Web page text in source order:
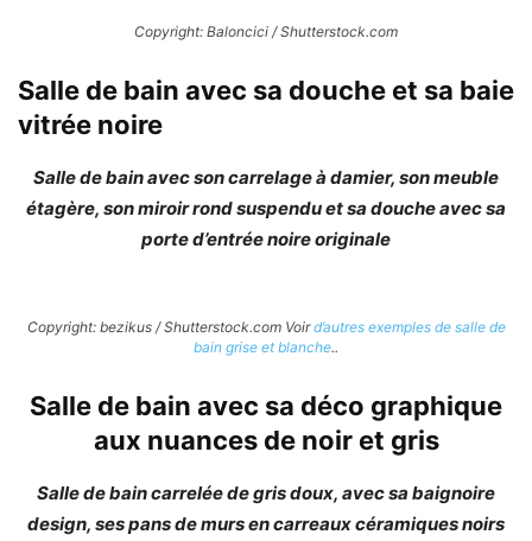
Copyright: Baloncici / Shutterstock.com
Salle de bain avec sa douche et sa baie
vitrée noire
Salle de bain avec son carrelage à damier, son meuble
étagère, son miroir rond suspendu et sa douche avec sa
porte d’entrée noire originale
Copyright: bezikus / Shutterstock.com Voird’autres exemples de salle de
bain grise et blanche..
Salle de bain avec sa déco graphique
aux nuances de noir et gris
Salle de bain carrelée de gris doux, avec sa baignoire
design, ses pans de murs en carreaux céramiques noirs